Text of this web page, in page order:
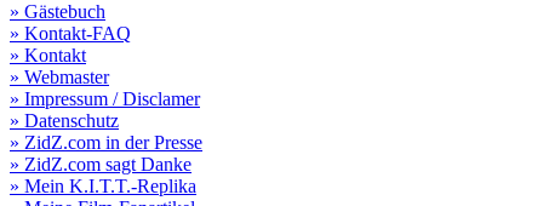
» Gästebuch
» Kontakt-FAQ
» Kontakt
» Webmaster
» Impressum / Disclamer
» Datenschutz
» ZidZ.com in der Presse
» ZidZ.com sagt Danke
» Mein K.I.T.T.-Replika